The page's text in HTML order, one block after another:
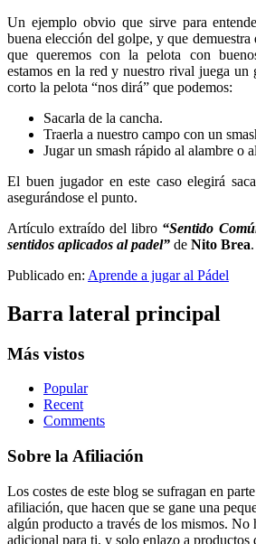
Un ejemplo obvio que sirve para
buena elección del golpe, y que
que queremos con la pelota con
estamos en la red y nuestro rival juega un
corto la pelota “nos dirá” que podemos:
Sacarla de la cancha.
Traerla a nuestro campo con un
Jugar un smash rápido al alambre o
El buen jugador en este caso elegirá
asegurándose el punto.
Artículo extraído del libro “Sentido
sentidos aplicados al padel” de Nito Brea.
Publicado en: Aprende a jugar al Pádel
Barra lateral principal
Más vistos
Popular
Recent
Comments
Sobre la Afiliación
Los costes de este blog se sufragan en
afiliación, que hacen que se gane una
algún producto a través de los mismos. No
adicional para ti, y solo enlazo a productos